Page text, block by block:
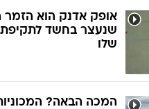
אופק אדנק הוא הזמר
שנעצר בחשד לתקיפת
שלו
המכה הבאה?